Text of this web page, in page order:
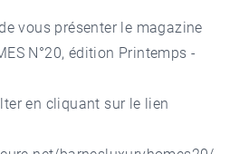
vous présenter le magazine
N°20, édition Printemps -
en cliquant sur le lien